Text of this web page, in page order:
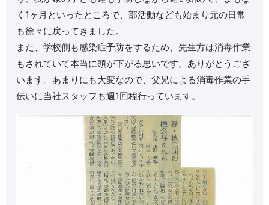
く1ヶ月といったところで、部活動なども始まり元の日常
も徐々に戻ってきました。
また、学校側も感染症予防をするため、先生方は消毒作業
もされていて本当に頭が下がる思いです。ありがとうござ
います。あまりにも大変なので、父兄による消毒作業の手
伝いに当社スタッフも週1回程行っています。